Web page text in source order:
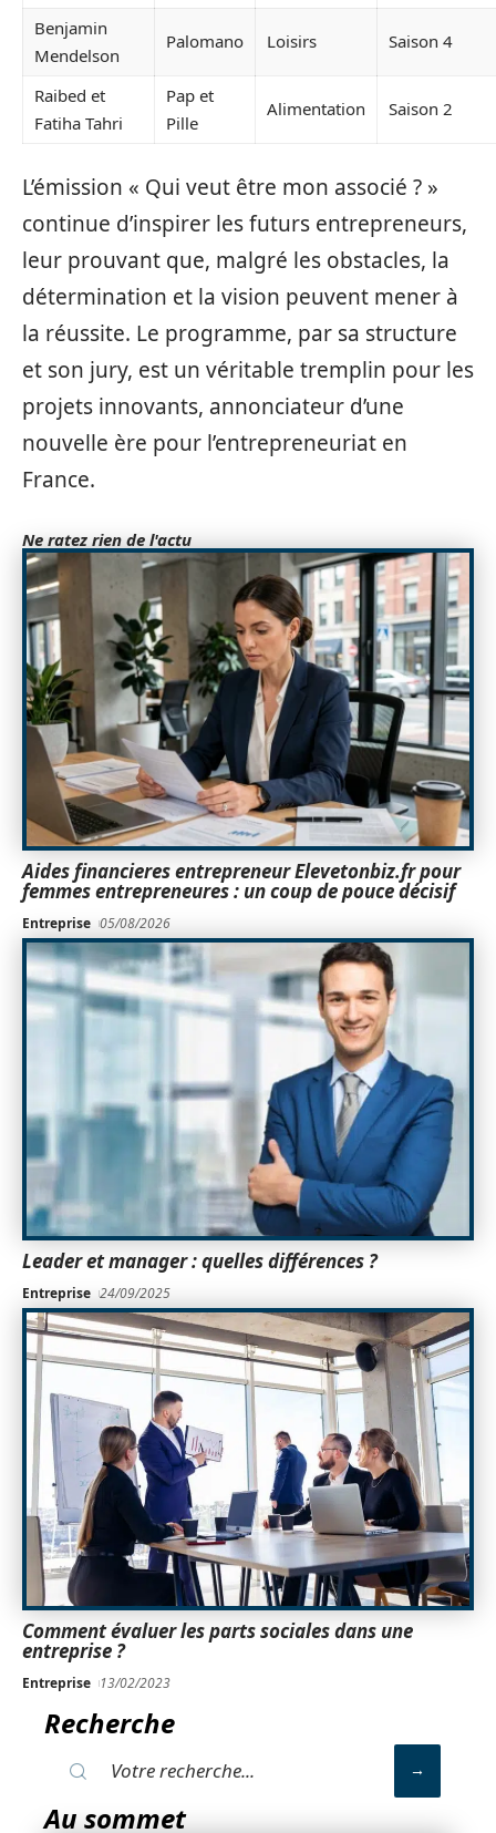
Benjamin
Mendelson
Palomano Loisirs Saison 4
Raibed et
Fatiha Tahri
Pap et
Pille
Alimentation Saison 2
L’émission « Qui veut être mon associé ? »
continue d’inspirer les futurs entrepreneurs,
leur prouvant que, malgré les obstacles, la
détermination et la vision peuvent mener à
la réussite. Le programme, par sa structure
et son jury, est un véritable tremplin pour les
projets innovants, annonciateur d’une
nouvelle ère pour l’entrepreneuriat en
France.
Ne ratez rien de l'actu
Aides financieres entrepreneur Elevetonbiz.fr pour
femmes entrepreneures : un coup de pouce décisif
Entreprise 05/08/2026
Leader et manager : quelles différences ?
Entreprise 24/09/2025
Comment évaluer les parts sociales dans une
entreprise ?
Entreprise 13/02/2023
Recherche
Au sommet